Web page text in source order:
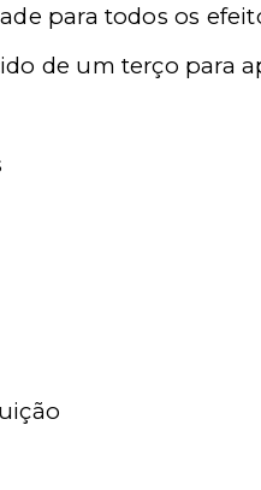
para todos os
de um terço para